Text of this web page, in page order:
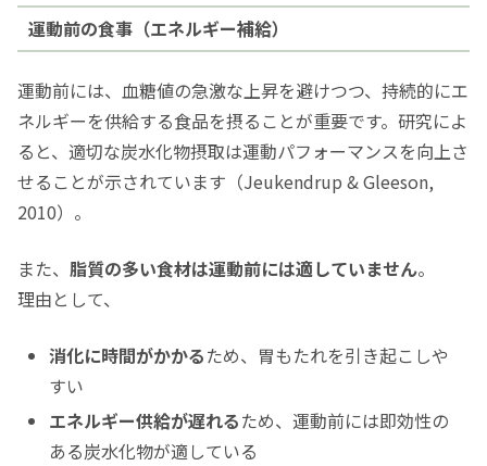
運動前の食事（エネルギー補給）
運動前には、血糖値の急激な上昇を避けつつ、持続的にエ
ネルギーを供給する食品を摂ることが重要です。研究によ
ると、適切な炭水化物摂取は運動パフォーマンスを向上さ
せることが示されています（Jeukendrup & Gleeson,
2010）。
また、 脂質の多い食材は運動前には適していません。
理由として、
消化に時間がかかるため、胃もたれを引き起こしや
すい
エネルギー供給が遅れるため、運動前には即効性の
ある炭水化物が適している